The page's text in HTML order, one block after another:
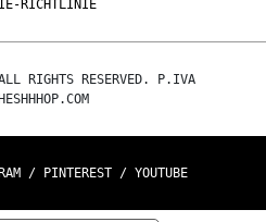
RICHTLINIE
RIGHTS RESERVED. P.IVA
/ PINTEREST / YOUTUBE